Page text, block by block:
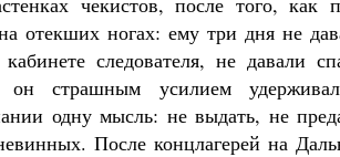
отекших ногах: ему три дня не
следователя, не давали
страшным усилием
одну мысль: не выдать, не
После концлагерей на